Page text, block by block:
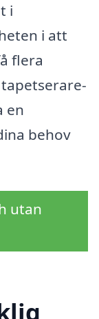
i
i att
flera
en
behov
utan